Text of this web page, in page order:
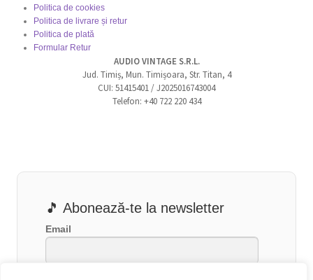
Politica de cookies
Politica de livrare și retur
Politica de plată
Formular Retur
AUDIO VINTAGE S.R.L.
Jud. Timiș, Mun. Timișoara, Str. Titan, 4
CUI: 51415401 / J2025016743004
Telefon: +40 722 220 434
🎵 Abonează-te la newsletter
Email